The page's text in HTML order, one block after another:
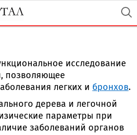
исследование
позволяющее
легких и бронхов.
дерева и легочной
параметры при
заболеваний органов